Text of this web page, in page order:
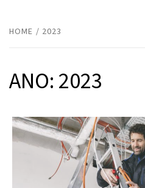
HOME 2023
ANO:2023